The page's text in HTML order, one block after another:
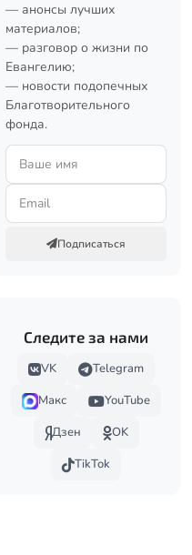
— анонсы лучших
материалов;
— разговор о жизни по
Евангелию;
— новости подопечных
Благотворительного
фонда.
Подписаться
Следите за нами
VK
Telegram
Макс
YouTube
Дзен
OK
TikTok